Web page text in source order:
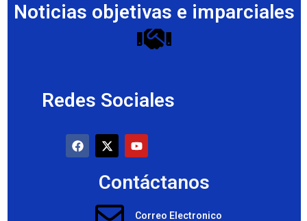
Noticias objetivas e imparciales
Redes Sociales
Contáctanos
Correo Electronico